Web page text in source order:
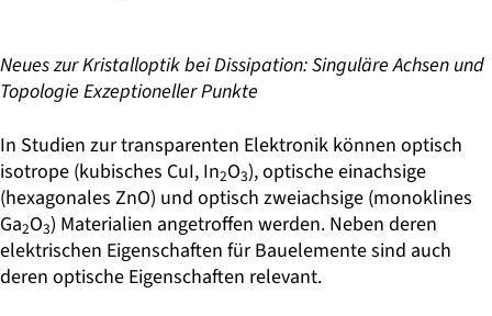
Neues zur Kristalloptik bei Dissipation: Singuläre Achsen und
Topologie Exzeptioneller Punkte
In Studien zur transparenten Elektronik können optisch
isotrope (kubisches CuI, In2O3), optische einachsige
(hexagonales ZnO) und optisch zweiachsige (monoklines
Ga2O3) Materialien angetroffen werden. Neben deren
elektrischen Eigenschaften für Bauelemente sind auch
deren optische Eigenschaften relevant.